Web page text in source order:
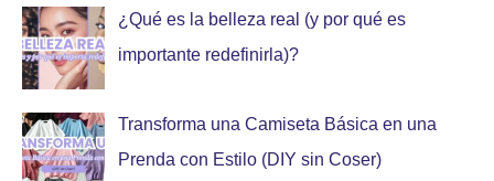
¿Qué es la belleza real (y por qué es
importante redefinirla)?
Transforma una Camiseta Básica en una
Prenda con Estilo (DIY sin Coser)